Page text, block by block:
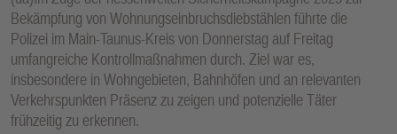
Bekämpfung von Wohnungseinbruchsdiebstählen führte die
Polizei im Main-Taunus-Kreis von Donnerstag auf Freitag
umfangreiche Kontrollmaßnahmen durch. Ziel war es,
insbesondere in Wohngebieten, Bahnhöfen und an relevanten
Verkehrspunkten Präsenz zu zeigen und potenzielle Täter
frühzeitig zu erkennen.